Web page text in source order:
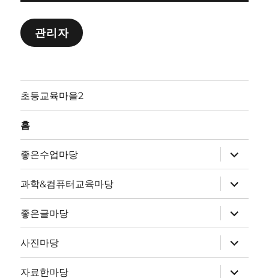
관리자
초등교육마을2
홈
좋은수업마당
위
메
뉴
확
장
과학&컴퓨터교육마당
위
메
뉴
확
장
좋은글마당
위
메
뉴
확
장
사진마당
위
메
뉴
자료한마당